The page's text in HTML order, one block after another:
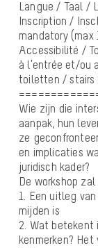
Langue / Taal /
Inscription /
mandatory (max
Accessibilité /
à l’entrée et/ou
toiletten / stairs
Wie zijn die
aanpak, hun
ze
en implicaties
juridisch kader?
De workshop
1. Een uitleg
mijden is
2. Wat betekent
kenmerken?